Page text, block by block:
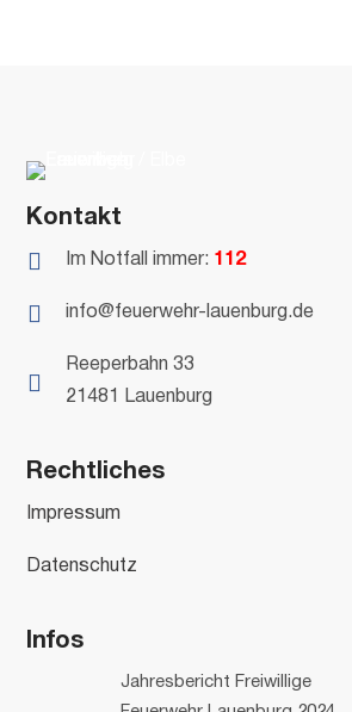
Kontakt
 Im Notfall immer: 112
 info@feuerwehr-lauenburg.de

Reeperbahn 33
21481 Lauenburg
Rechtliches
Impressum
Datenschutz
Infos
Jahresbericht Freiwillige